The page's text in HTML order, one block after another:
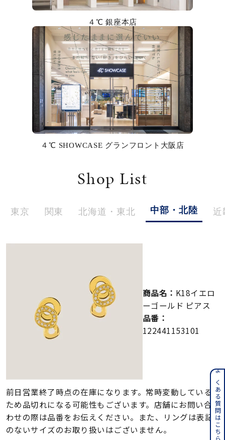
ファッションテイスト
着用シーン
リングサイズ
在庫ありのみ すべて表示
４℃ 銀座本店
４℃ SHOWCASE グランフロント大阪店
Shop List
東京 関東 北海道・東北 中部・北陸 近
商品名： K18イエロ
ーゴールド ピアス
品番：
122441153101
前日営業終了時点の在庫になります。常時変動している
ため品切れになる可能性もございます。店舗にお問い合
わせの際は品番をお伝えください。また、リングは表記
のないサイズのお取り扱いはございません。
よくある質問はこちら